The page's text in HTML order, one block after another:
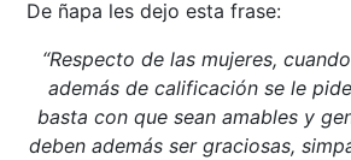
De ñapa les dejo esta frase:
“Respecto de las mujeres,
además de calificación se le
basta con que sean amables y
deben además ser graciosas,